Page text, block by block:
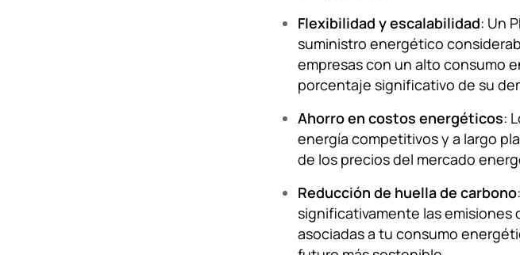
Flexibilidad y escalabilidad: Un
suministro energético
empresas con un alto consumo
porcentaje significativo de su
Ahorro en costos energéticos:
energía competitivos y a largo
de los precios del mercado
Reducción de huella de carbono
significativamente las
asociadas a tu consumo